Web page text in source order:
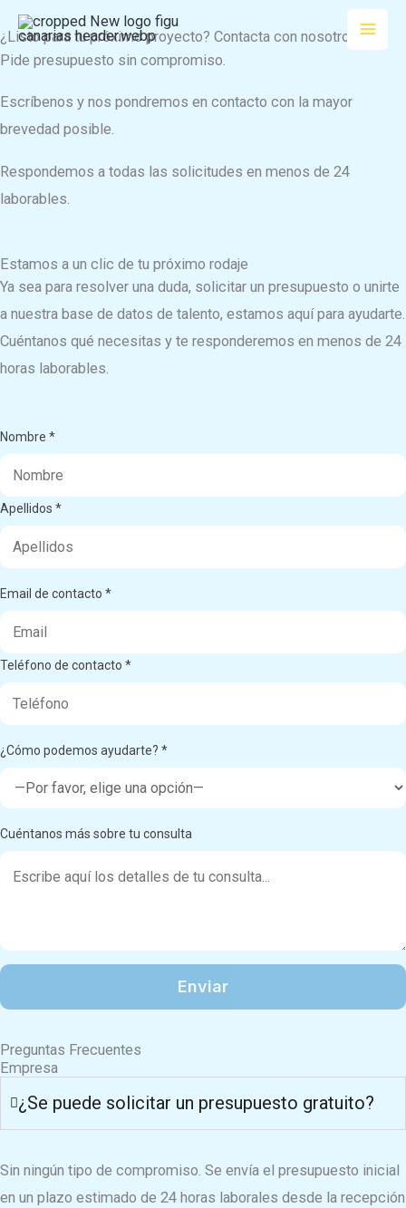
al
contenido
¿Listo para tu próximo proyecto? Contacta con nosotros
Pide presupuesto sin compromiso.
Escríbenos y nos pondremos en contacto con la mayor
brevedad posible.
Respondemos a todas las solicitudes en menos de 24
laborables.
Estamos a un clic de tu próximo rodaje
Ya sea para resolver una duda, solicitar un presupuesto o unirte
a nuestra base de datos de talento, estamos aquí para ayudarte.
Cuéntanos qué necesitas y te responderemos en menos de 24
horas laborables.
Nombre *
Apellidos *
Email de contacto *
Teléfono de contacto *
¿Cómo podemos ayudarte? *
Cuéntanos más sobre tu consulta
Preguntas Frecuentes
Empresa
¿Se puede solicitar un presupuesto gratuito?
Sin ningún tipo de compromiso. Se envía el presupuesto inicial
en un plazo estimado de 24 horas laborales desde la recepción